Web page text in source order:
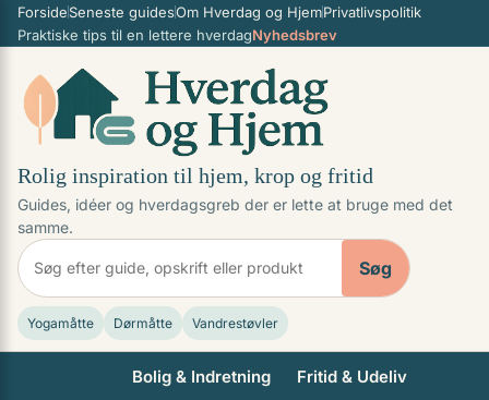
Spring til indhold
ForsideSeneste guidesOm Hverdag og HjemPrivatlivspolitik
Praktiske tips til en lettere hverdagNyhedsbrev
Rolig inspiration til hjem, krop og fritid
Guides, idéer og hverdagsgreb der er lette at bruge med det
samme.
Søg
Yogamåtte Dørmåtte Vandrestøvler
Bolig & Indretning Fritid & Udeliv